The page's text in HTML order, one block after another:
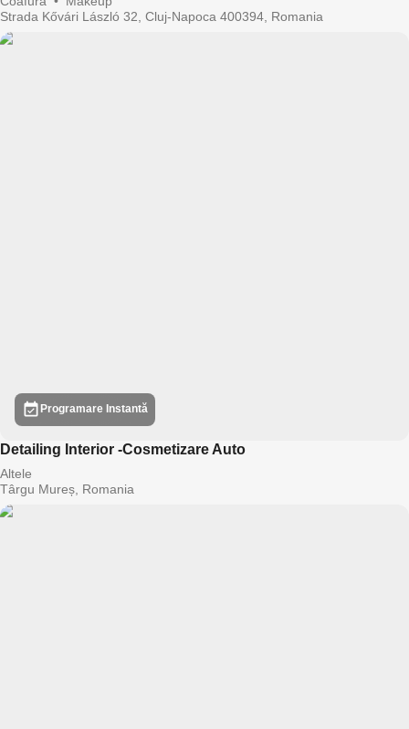
Strada Kővári László 32, Cluj-Napoca 400394, Romania
Programare Instantă
Detailing Interior -Cosmetizare Auto
Altele
Târgu Mureș, Romania